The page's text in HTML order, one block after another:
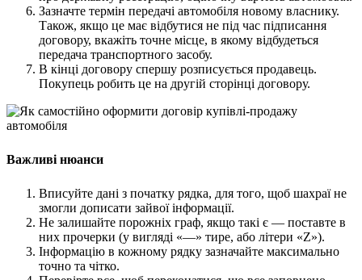
Чернівецька область
Чернігівська область
Особи відповідальні за контактування з
питань укладення договорів
Дитяча сторінка
Новини про жестову мову
ЦУЖМ
Про шахрайські схеми
ВІКТОРИНА
На допомогу військовим
Медична термінологія жестовою мовою
Зазначте термін передачі автомобіля новому власнику.
Також, якщо це має відбутися не під час підписання
договору, вкажіть точне місце, в якому відбудеться
передача транспортного засобу.
В кінці договору спершу розписується продавець.
Покупець робить це на другій сторінці договору.
Важливі нюанси
Вписуйте дані з початку рядка, для того, щоб шахраї не
змогли дописати зайвої інформації.
Не залишайте порожніх граф, якщо такі є — поставте в
них прочерки (у вигляді «—» тире, або літери «Z»).
Інформацію в кожному рядку зазначайте максимально
точно та чітко.